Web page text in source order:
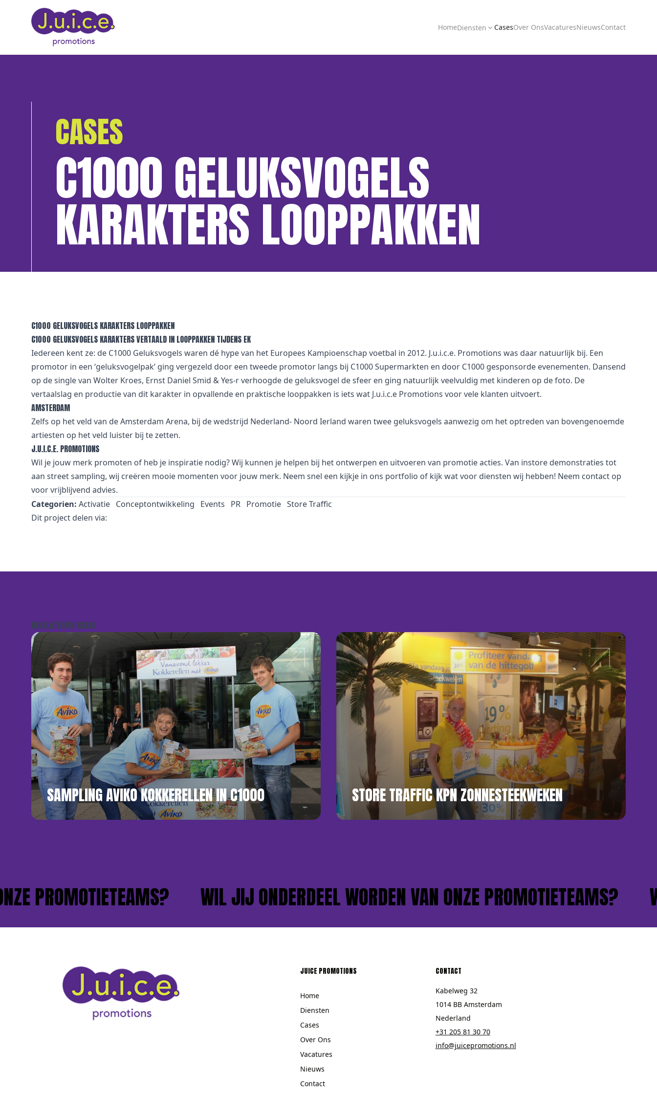
HomeDiensten CasesOver OnsVacaturesNieuwsContact
CASES
C1000 GELUKSVOGELS
KARAKTERS LOOPPAKKEN
C1000 GELUKSVOGELS KARAKTERS LOOPPAKKEN
C1000 GELUKSVOGELS KARAKTERS VERTAALD IN LOOPPAKKEN TIJDENS EK
Iedereen kent ze: de C1000 Geluksvogels waren dé hype van het Europees Kampioenschap voetbal in 2012. J.u.i.c.e. Promotions was daar natuurlijk bij. Een
promotor in een ‘geluksvogelpak’ ging vergezeld door een tweede promotor langs bij C1000 Supermarkten en door C1000 gesponsorde evenementen. Dansend
op de single van Wolter Kroes, Ernst Daniel Smid & Yes-r verhoogde de geluksvogel de sfeer en ging natuurlijk veelvuldig met kinderen op de foto. De
vertaalslag en productie van dit karakter in opvallende en praktische looppakken is iets wat J.u.i.c.e Promotions voor vele klanten uitvoert.
AMSTERDAM
Zelfs op het veld van de Amsterdam Arena, bij de wedstrijd Nederland- Noord Ierland waren twee geluksvogels aanwezig om het optreden van bovengenoemde
artiesten op het veld luister bij te zetten.
J.U.I.C.E. PROMOTIONS
Wil je jouw merk promoten of heb je inspiratie nodig? Wij kunnen je helpen bij het ontwerpen en uitvoeren van promotie acties. Van instore demonstraties tot
aan street sampling, wij creëren mooie momenten voor jouw merk. Neem snel een kijkje in ons portfolio of kijk wat voor diensten wij hebben! Neem contact op
voor vrijblijvend advies.
Categorien: Activatie Conceptontwikkeling Events PR Promotie Store Traffic
Dit project delen via:
GERELATEERDE CASES
SAMPLING AVIKO KOKKERELLEN IN C1000 STORE TRAFFIC KPN ZONNESTEEKWEKEN
PROMOTIETEAMS? WIL JIJ ONDERDEEL WORDEN VAN ONZE PROMOTIETEAMS?
JUICE PROMOTIONS
Home
Diensten
Cases
Over Ons
Vacatures
Nieuws
Contact
CONTACT
Kabelweg 32
1014 BB Amsterdam
Nederland
+31 205 81 30 70
info@juicepromotions.nl